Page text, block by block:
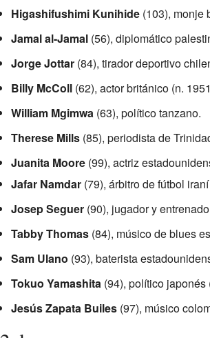
Higashifushimi Kunihide(103), monje
Jamal al-Jamal(56), diplomático
Jorge Jottar(84), tirador deportivo
Billy McColl(62), actor británico (n.
William Mgimwa(63), político tanzano.
Therese Mills(85), periodista de
Juanita Moore(99), actriz
Jafar Namdar(79), árbitro de fútbol
Josep Seguer(90), jugador y
Tabby Thomas(84), músico de blues
Sam Ulano (93), baterista
Tokuo Yamashita(94), político japonés
Jesús Zapata Builes(97), músico